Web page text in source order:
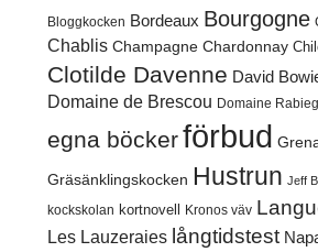
Bloggkocken Bordeaux Bourgogne
Chablis Champagne Chardonnay
Clotilde Davenne David
Domaine de Brescou Domaine
egna böckerförbud
Gräsänklingskocken Hustrun Jeff
kockskolan kortnovell Kronos väv
Les Lauzeraies långtidstest